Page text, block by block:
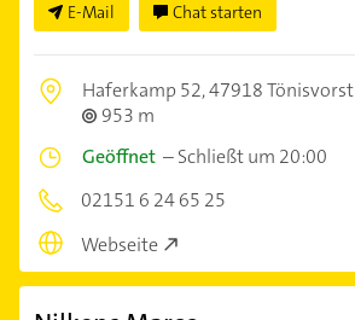
E-Mail Chat starten
Haferkamp 52,47918 Tönisvorst
953 m
Geöffnet –Schließt um 20:00
02151 6 24 65 25
Webseite